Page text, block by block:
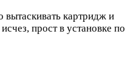
картридж и
прост в установке по